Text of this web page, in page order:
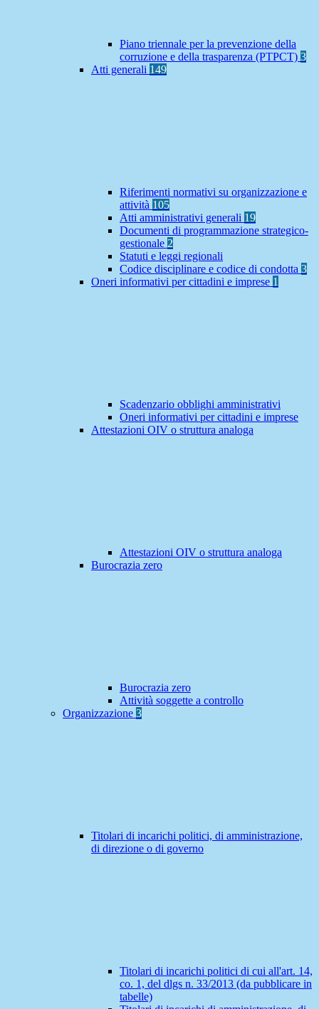
Piano triennale per la prevenzione della
corruzione e della trasparenza (PTPCT) 3
Atti generali 149
Riferimenti normativi su organizzazione e
attività 105
Atti amministrativi generali 19
Documenti di programmazione strategico-
gestionale 2
Statuti e leggi regionali
Codice disciplinare e codice di condotta 3
Oneri informativi per cittadini e imprese 1
Scadenzario obblighi amministrativi
Oneri informativi per cittadini e imprese
Attestazioni OIV o struttura analoga
Attestazioni OIV o struttura analoga
Burocrazia zero
Burocrazia zero
Attività soggette a controllo
Organizzazione 3
Titolari di incarichi politici, di amministrazione,
di direzione o di governo
Titolari di incarichi politici di cui all'art. 14,
co. 1, del dlgs n. 33/2013 (da pubblicare in
tabelle)